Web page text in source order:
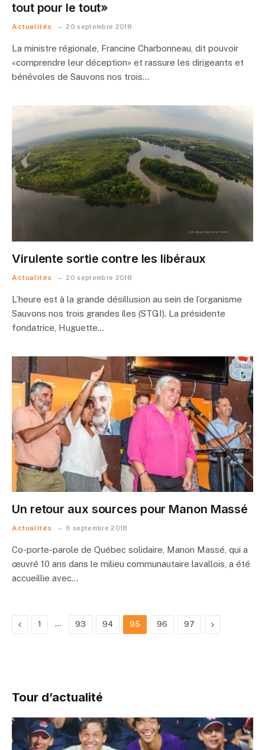
tout pour le tout»
Actualités 20 septembre 2018
La ministre régionale, Francine Charbonneau, dit pouvoir
«comprendre leur déception» et rassure les dirigeants et
bénévoles de Sauvons nos trois…
Virulente sortie contre les libéraux
Actualités 20 septembre 2018
L’heure est à la grande désillusion au sein de l’organisme
Sauvons nos trois grandes îles (STGI). La présidente
fondatrice, Huguette…
Un retour aux sources pour Manon Massé
Actualités 6 septembre 2018
Co-porte-parole de Québec solidaire, Manon Massé, qui a
œuvré 10 ans dans le milieu communautaire lavallois, a été
accueillie avec…
Previous
1 … 93 94 95 96 97 Next
Tour d’actualité